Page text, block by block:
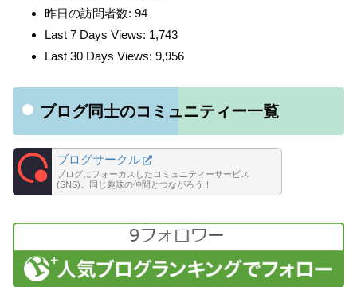
昨日の訪問者数: 94
Last 7 Days Views: 1,743
Last 30 Days Views: 9,956
ブログ同士のコミュニティー一覧
ブログサークル
ブログにフォーカスしたコミュニティーサービス
(SNS)。同じ趣味の仲間とつながろう！